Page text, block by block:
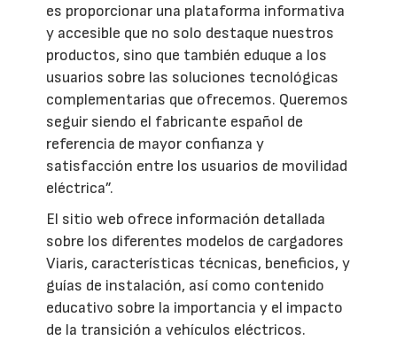
es proporcionar una plataforma informativa
y accesible que no solo destaque nuestros
productos, sino que también eduque a los
usuarios sobre las soluciones tecnológicas
complementarias que ofrecemos. Queremos
seguir siendo el fabricante español de
referencia de mayor confianza y
satisfacción entre los usuarios de movilidad
eléctrica”.
El sitio web ofrece información detallada
sobre los diferentes modelos de cargadores
Viaris, características técnicas, beneficios, y
guías de instalación, así como contenido
educativo sobre la importancia y el impacto
de la transición a vehículos eléctricos.